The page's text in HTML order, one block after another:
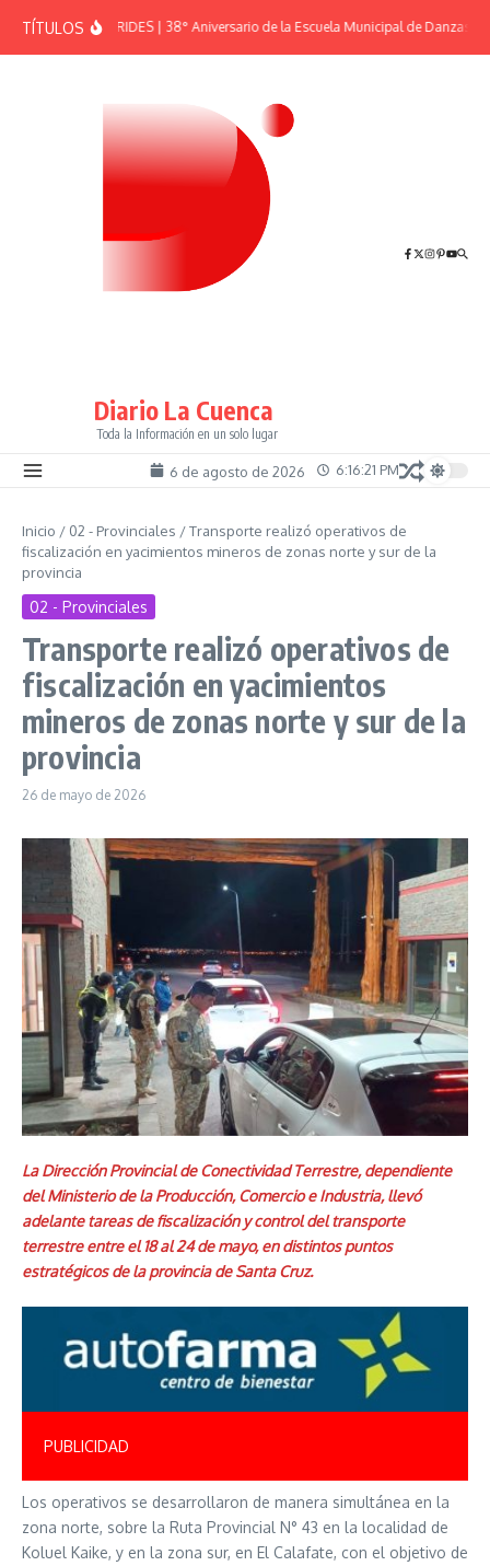
TÍTULOSEFEMÉRIDES | 38° Aniversario de la Escuela Municipal de Danzas “El
Diario La Cuenca
Toda la Información en un solo lugar
6 de agosto de 2026 6:16:22 PM
Inicio / 02 - Provinciales /Transporte realizó operativos de
fiscalización en yacimientos mineros de zonas norte y sur de la
provincia
02 - Provinciales
Transporte realizó operativos de
fiscalización en yacimientos
mineros de zonas norte y sur de la
provincia
26 de mayo de 2026
La Dirección Provincial de Conectividad Terrestre, dependiente
del Ministerio de la Producción, Comercio e Industria, llevó
adelante tareas de fiscalización y control del transporte
terrestre entre el 18 al 24 de mayo, en distintos puntos
estratégicos de la provincia de Santa Cruz.
PUBLICIDAD
Los operativos se desarrollaron de manera simultánea en la
zona norte, sobre la Ruta Provincial N° 43 en la localidad de
Koluel Kaike, y en la zona sur, en El Calafate, con el objetivo de